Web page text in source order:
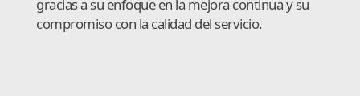
gracias a su enfoque en la mejora continua y su
compromiso con la calidad del servicio.